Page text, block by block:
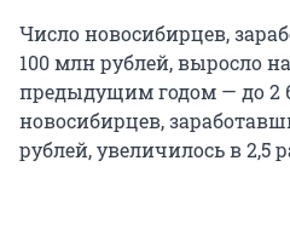
Число новосибирцев,
100 млн рублей, выросло
предыдущим годом — до 2
новосибирцев,
рублей, увеличилось в 2,5